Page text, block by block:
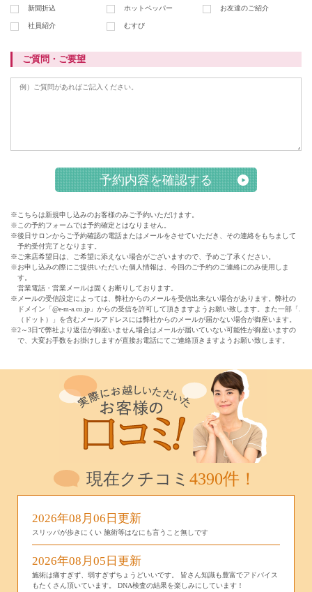
新聞折込 ホットペッパー お友達のご紹介
社員紹介 むすび
ご質問・ご要望
※こちらは新規申し込みのお客様のみご予約いただけます。
※この予約フォームでは予約確定とはなりません。
※後日サロンからご予約確認の電話またはメールをさせていただき、その連絡をもちまして
予約受付完了となります。
※ご来店希望日は、ご希望に添えない場合がございますので、予めご了承ください。
※お申し込みの際にご提供いただいた個人情報は、今回のご予約のご連絡にのみ使用しま
す。
営業電話・営業メールは固くお断りしております。
※メールの受信設定によっては、弊社からのメールを受信出来ない場合があります。弊社の
ドメイン「@e-m-a.co.jp」からの受信を許可して頂きますようお願い致します。また一部「.
（ドット）」を含むメールアドレスには弊社からのメールが届かない場合が御座います。
※2～3日で弊社より返信が御座いません場合はメールが届いていない可能性が御座いますの
で、大変お手数をお掛けしますが直接お電話にてご連絡頂きますようお願い致します。
現在クチコミ 4390件！
2026年08月06日更新
スリッパが歩きにくい 施術等はなにも言うこと無しです
2026年08月05日更新
施術は痛すぎず、弱すぎずちょうどいいです。 皆さん知識も豊富でアドバイス
もたくさん頂いています。 DNA検査の結果を楽しみにしています！